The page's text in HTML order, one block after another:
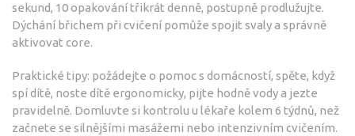
sekund, 10 opakování třikrát denně, postupně prodlužujte.
Dýchání břichem při cvičení pomůže spojit svaly a správně
aktivovat core.
Praktické tipy: požádejte o pomoc s domácností, spěte, když
spí dítě, noste dítě ergonomicky, pijte hodně vody a jez­te
pravidelně. Domluvte si kontrolu u lékaře kolem 6 týdnů, než
začnete se silnějšími masážemi nebo intenzivním cvičením.